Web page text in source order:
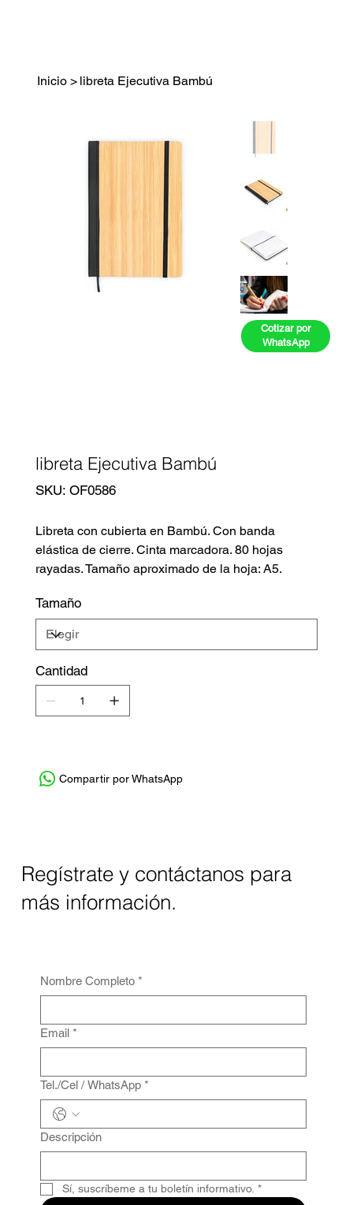
Inicio > libreta Ejecutiva Bambú
libreta Ejecutiva Bambú
SKU: SKU
OF0586
OF0586
Libreta con cubierta en Bambú. Con banda
elástica de cierre. Cinta marcadora. 80 hojas
rayadas. Tamaño aproximado de la hoja: A5.
Tamaño
Cantidad
Compartir por WhatsApp
Regístrate y contáctanos para
más información.
Nombre Completo *
Email *
Tel./Cel / WhatsApp *
Descripción
Sí, suscríbeme a tu boletín informativo. *
Cotizar por
WhatsApp